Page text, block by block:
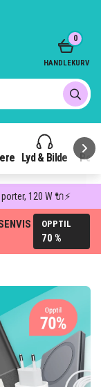
Lyd & Bilde
0
HANDLEKURV
120 W 🔌⚡
OPPTIL
70 %